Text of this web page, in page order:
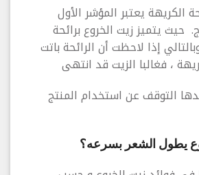
الكريهة يعتبر المؤشر الأول
حيث يتميز زيت الخروع برائحة
إذا لاحظت أن الرائحة باتت
التوقف عن استخدام المنتج
يطول الشعر بسرعه؟